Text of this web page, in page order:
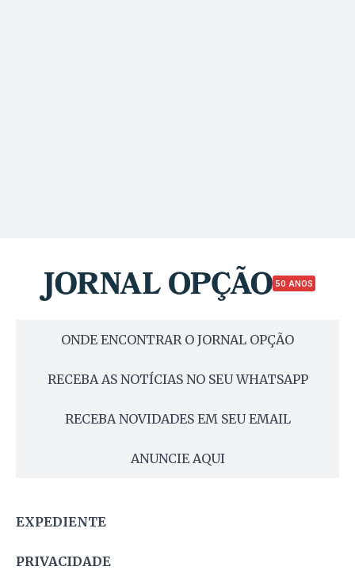
50 ANOS
ONDE ENCONTRAR O JORNAL OPÇÃO
RECEBA AS NOTÍCIAS NO SEU WHATSAPP
RECEBA NOVIDADES EM SEU EMAIL
ANUNCIE AQUI
EXPEDIENTE
PRIVACIDADE